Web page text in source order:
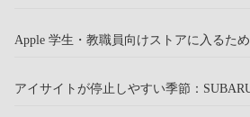
Apple 学生・教職員向けストアに入るた
アイサイトが停止しやすい季節：